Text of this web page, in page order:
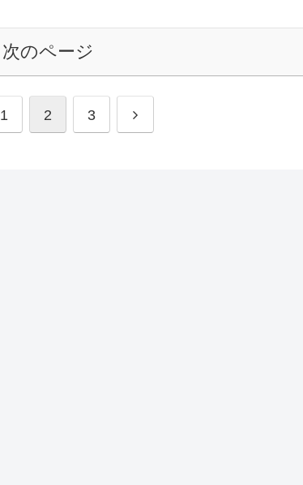
でも分かりやすく説明をしています。
次のページ
1 2 3